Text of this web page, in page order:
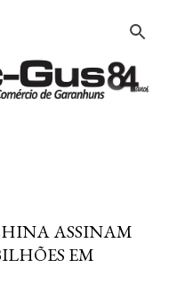
ASSINAM
EM